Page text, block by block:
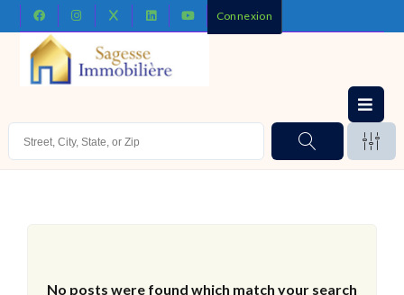
Connexion
No posts were found which match your search